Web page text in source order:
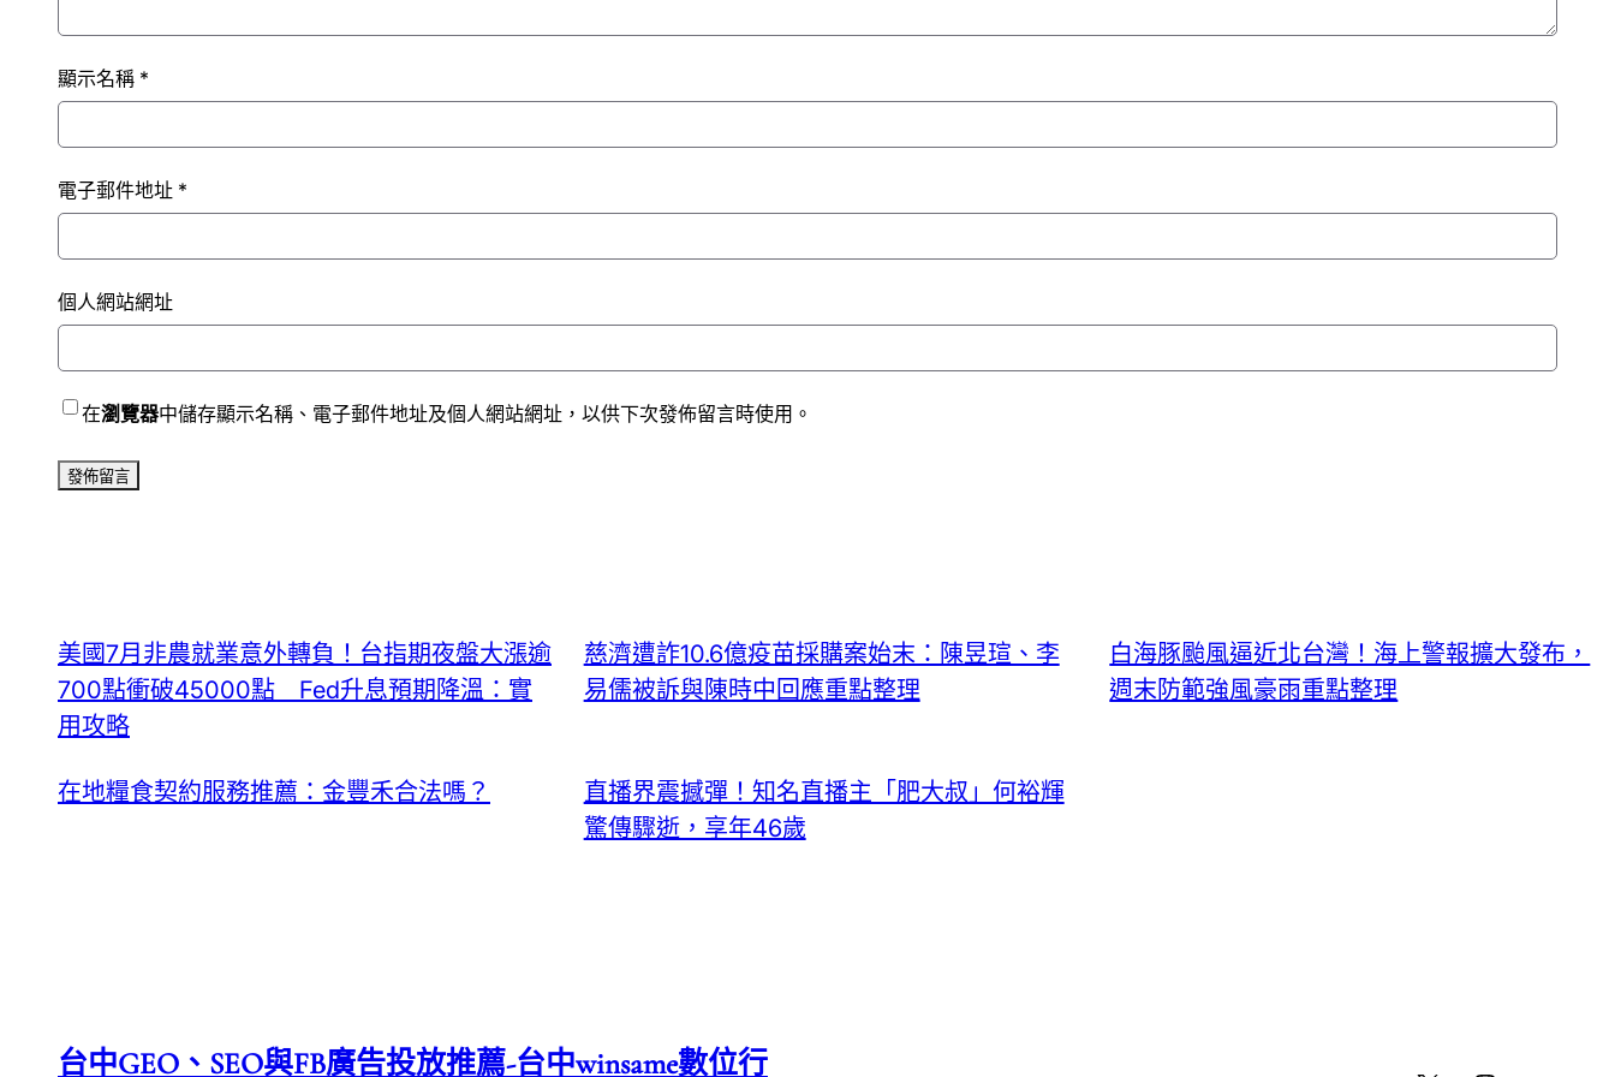
顯示名稱 *
電子郵件地址 *
個人網站網址
在瀏覽器中儲存顯示名稱、電子郵件地址及個人網站網址，以供下次發佈留言時使用。
美國7月非農就業意外轉負！台指期夜盤大漲逾
700點衝破45000點 Fed升息預期降溫：實
用攻略
慈濟遭詐10.6億疫苗採購案始末：陳昱瑄、李
易儒被訴與陳時中回應重點整理
白海豚颱風逼近北台灣！海上警報擴大發布，
週末防範強風豪雨重點整理
在地糧食契約服務推薦：金豐禾合法嗎？
直播界震撼彈！知名直播主「肥大叔」何裕輝
驚傳驟逝，享年46歲
台中GEO、SEO與FB廣告投放推薦-台中winsame數位行